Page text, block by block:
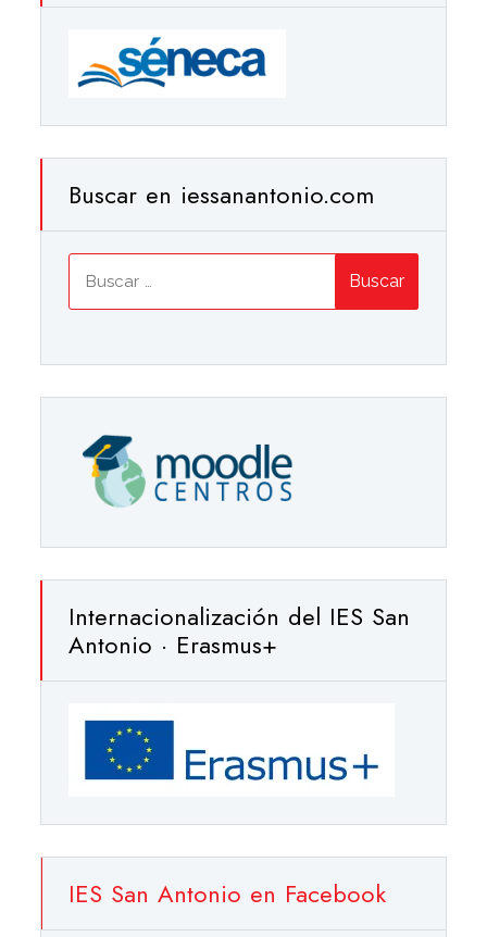
Buscar en iessanantonio.com
Internacionalización del IES San
Antonio · Erasmus+
IES San Antonio en Facebook